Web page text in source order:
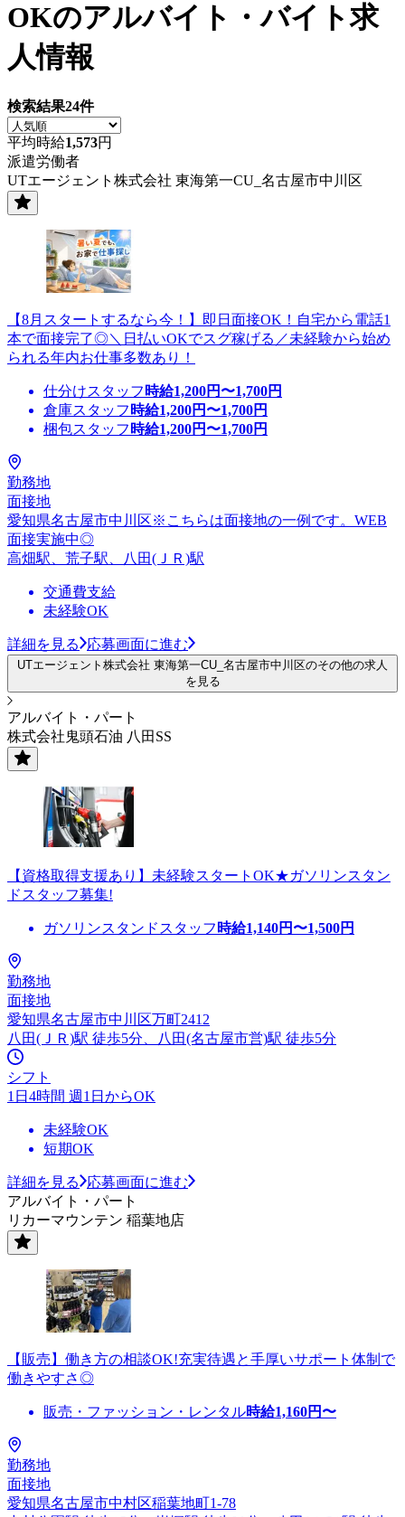
OKのアルバイト・バイト求
人情報
検索結果24件
平均時給1,573円
派遣労働者
UTエージェント株式会社 東海第一CU_名古屋市中川区
【8月スタートするなら今！】即日面接OK！自宅から電話1
本で面接完了◎＼日払いOKでスグ稼げる／未経験から始め
られる年内お仕事多数あり！
仕分けスタッフ 時給1,200円〜1,700円
倉庫スタッフ 時給1,200円〜1,700円
梱包スタッフ 時給1,200円〜1,700円
勤務地
面接地
愛知県名古屋市中川区※こちらは面接地の一例です。WEB
面接実施中◎
高畑駅、荒子駅、八田(ＪＲ)駅
交通費支給
未経験OK
詳細を見る 応募画面に進む
UTエージェント株式会社 東海第一CU_名古屋市中川区のその他の求人
を見る
アルバイト・パート
株式会社鬼頭石油 八田SS
【資格取得支援あり】未経験スタートOK★ガソリンスタン
ドスタッフ募集!
ガソリンスタンドスタッフ 時給1,140円〜1,500円
勤務地
面接地
愛知県名古屋市中川区万町2412
八田(ＪＲ)駅 徒歩5分、八田(名古屋市営)駅 徒歩5分
シフト
1日4時間 週1日からOK
未経験OK
短期OK
詳細を見る
応募画面に進む
アルバイト・パート
リカーマウンテン 稲葉地店
【販売】働き方の相談OK!充実待遇と手厚いサポート体制で
働きやすさ◎
販売・ファッション・レンタル時給1,160円〜
勤務地
面接地
愛知県名古屋市中村区稲葉地町1-78